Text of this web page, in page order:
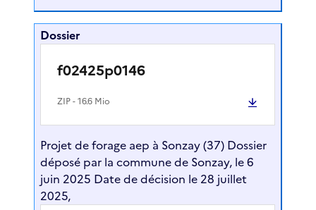
Dossier
f02425p0146
ZIP- 16.6 Mio
Projet de forage aep à Sonzay (37) Dossier
déposé par la commune de Sonzay, le 6
juin 2025 Date de décision le 28 juillet
2025,